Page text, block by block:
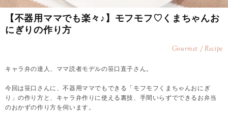
【不器用ママでも楽々♪】モフモフ♡くまちゃんお
にぎりの作り方
Gourmet / Recipe
キャラ弁の達人、ママ読者モデルの笹口直子さん。
今回は笹口さんに、不器用ママでもできる「モフモフくまちゃんおにぎ
り」の作り方と、キャラ弁作りに使える裏技、手間いらずでできるお弁当
のおかずの作り方を伺います。